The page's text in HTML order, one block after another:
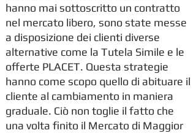
hanno mai sottoscritto un contratto
nel mercato libero, sono state messe
a disposizione dei clienti diverse
alternative come la Tutela Simile e le
offerte PLACET. Questa strategie
hanno come scopo quello di abituare il
cliente al cambiamento in maniera
graduale. Ciò non toglie il fatto che
una volta finito il Mercato di Maggior